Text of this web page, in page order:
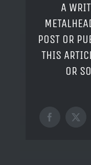
A
POST OR
THIS
OR
Facebook
X